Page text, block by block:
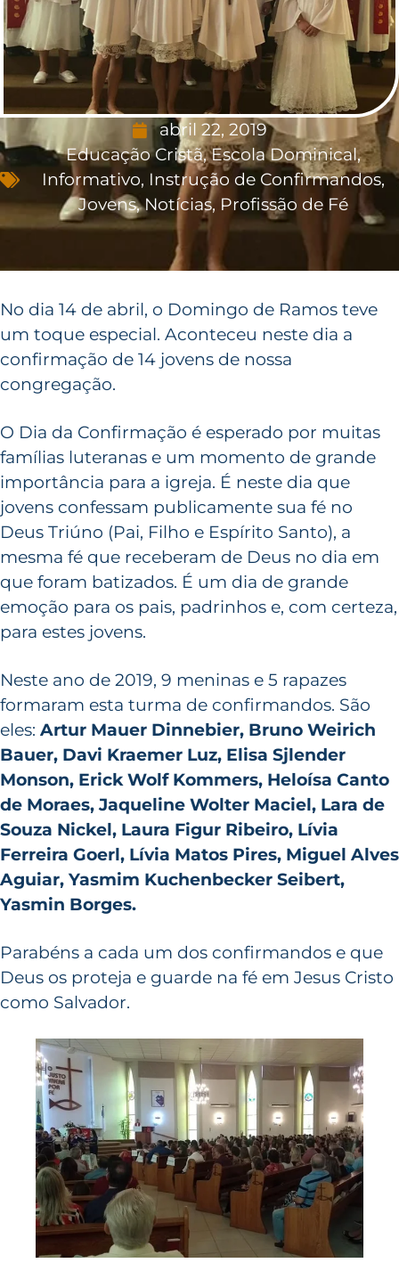
abril 22, 2019
Educação Cristã,Escola Dominical,
Informativo, Instrução de Confirmandos,
Jovens,Notícias, Profissão de Fé
No dia 14 de abril, o Domingo de Ramos teve
um toque especial. Aconteceu neste dia a
confirmação de 14 jovens de nossa
congregação.
O Dia da Confirmação é esperado por muitas
famílias luteranas e um momento de grande
importância para a igreja. É neste dia que
jovens confessam publicamente sua fé no
Deus Triúno (Pai, Filho e Espírito Santo), a
mesma fé que receberam de Deus no dia em
que foram batizados. É um dia de grande
emoção para os pais, padrinhos e, com certeza,
para estes jovens.
Neste ano de 2019, 9 meninas e 5 rapazes
formaram esta turma de confirmandos. São
eles: Artur Mauer Dinnebier, Bruno Weirich
Bauer, Davi Kraemer Luz, Elisa Sjlender
Monson, Erick Wolf Kommers, Heloísa Canto
de Moraes, Jaqueline Wolter Maciel, Lara de
Souza Nickel, Laura Figur Ribeiro, Lívia
Ferreira Goerl, Lívia Matos Pires, Miguel Alves
Aguiar, Yasmim Kuchenbecker Seibert,
Yasmin Borges.
Parabéns a cada um dos confirmandos e que
Deus os proteja e guarde na fé em Jesus Cristo
como Salvador.